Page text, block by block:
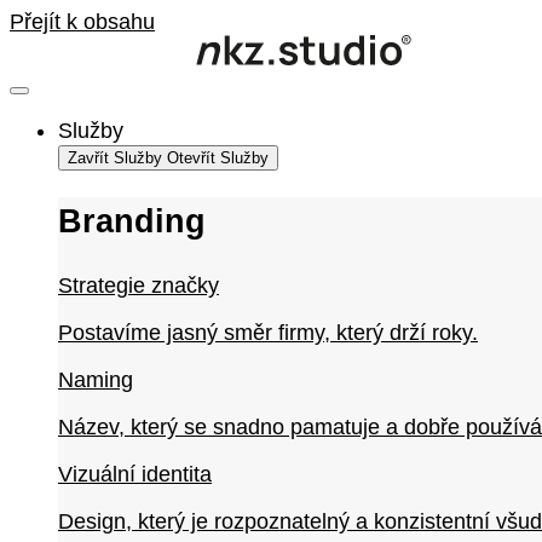
Přejít k obsahu
Služby
Zavřít Služby Otevřít Služby
Branding
Strategie značky
Postavíme jasný směr firmy, který drží roky.
Naming
Název, který se snadno pamatuje a dobře
Vizuální identita
Design, který je rozpoznatelný a konzistentní